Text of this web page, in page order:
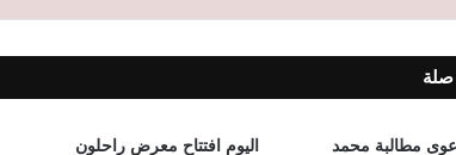
صلة
مطالبة محمد
اليوم افتتاح معرض راحلون